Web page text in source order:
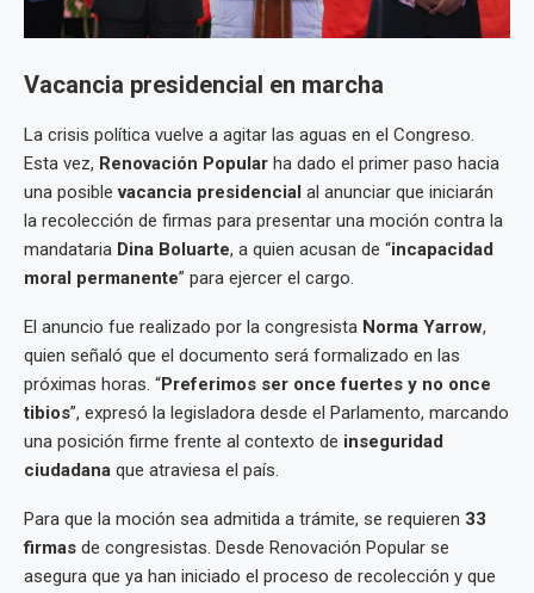
Vacancia presidencial en marcha
La crisis política vuelve a agitar las aguas en el Congreso.
Esta vez, Renovación Popular ha dado el primer paso hacia
una posiblevacancia presidencial al anunciar que iniciarán
la recolección de firmas para presentar una moción contra la
mandataria Dina Boluarte, a quien acusan de “incapacidad
moral permanente” para ejercer el cargo.
El anuncio fue realizado por la congresista Norma Yarrow,
quien señaló que el documento será formalizado en las
próximas horas. “Preferimos ser once fuertes y no once
tibios”, expresó la legisladora desde el Parlamento, marcando
una posición firme frente al contexto de inseguridad
ciudadana que atraviesa el país.
Para que la moción sea admitida a trámite, se requieren 33
firmas de congresistas. Desde Renovación Popular se
asegura que ya han iniciado el proceso de recolección y que